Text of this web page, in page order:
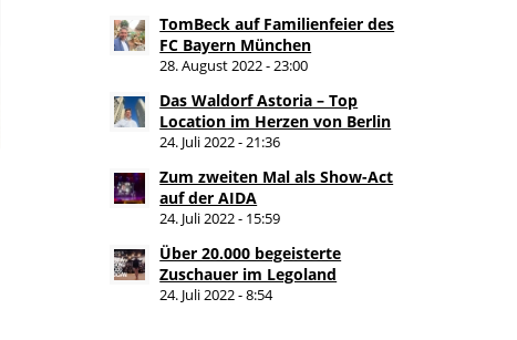
TomBeck auf Familienfeier des
FC Bayern München
28. August 2022 - 23:00
Das Waldorf Astoria – Top
Location im Herzen von Berlin
24. Juli 2022 - 21:36
Zum zweiten Mal als Show-Act
auf der AIDA
24. Juli 2022 - 15:59
Über 20.000 begeisterte
Zuschauer im Legoland
24. Juli 2022 - 8:54